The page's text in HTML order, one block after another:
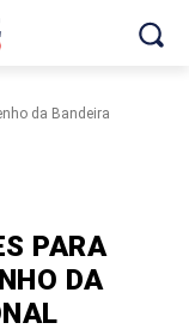
da Bandeira
PARA
DA